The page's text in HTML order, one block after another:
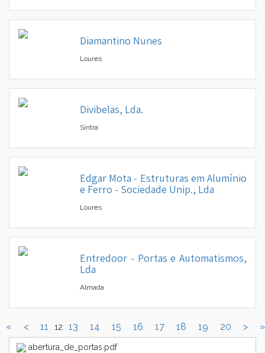
Diamantino Nunes
Loures
Divibelas, Lda.
Sintra
Edgar Mota - Estruturas em Alumínio
e Ferro - Sociedade Unip., Lda
Loures
Entredoor - Portas e Automatismos,
Lda
Almada
« < 11 12 13 14 15 16 17 18 19 20 > »
abertura_de_portas.pdf